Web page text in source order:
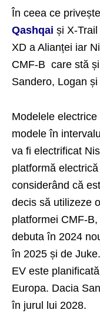
În ceea ce
Qashqai și X-
XD a Alianței iar
CMF-B care stă
Sandero, Logan și
Modelele
modele în
va fi electrificat
platformă
considerând că
decis să utilizeze
platformei CMF-
debuta în 2024
în 2025 și de
EV este
Europa. Dacia
în jurul lui 2028.